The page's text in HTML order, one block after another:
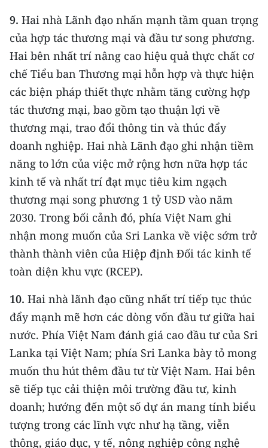
9. Hai nhà Lãnh đạo nhấn mạnh tầm quan trọng
của hợp tác thương mại và đầu tư song phương.
Hai bên nhất trí nâng cao hiệu quả thực chất cơ
chế Tiểu ban Thương mại hỗn hợp và thực hiện
các biện pháp thiết thực nhằm tăng cường hợp
tác thương mại, bao gồm tạo thuận lợi về
thương mại, trao đổi thông tin và thúc đẩy
doanh nghiệp. Hai nhà Lãnh đạo ghi nhận tiềm
năng to lớn của việc mở rộng hơn nữa hợp tác
kinh tế và nhất trí đạt mục tiêu kim ngạch
thương mại song phương 1 tỷ USD vào năm
2030. Trong bối cảnh đó, phía Việt Nam ghi
nhận mong muốn của Sri Lanka về việc sớm trở
thành thành viên của Hiệp định Đối tác kinh tế
toàn diện khu vực (RCEP).
10. Hai nhà lãnh đạo cũng nhất trí tiếp tục thúc
đẩy mạnh mẽ hơn các dòng vốn đầu tư giữa hai
nước. Phía Việt Nam đánh giá cao đầu tư của Sri
Lanka tại Việt Nam; phía Sri Lanka bày tỏ mong
muốn thu hút thêm đầu tư từ Việt Nam. Hai bên
sẽ tiếp tục cải thiện môi trường đầu tư, kinh
doanh; hướng đến một số dự án mang tính biểu
tượng trong các lĩnh vực như hạ tầng, viễn
thông, giáo dục, y tế, nông nghiệp công nghệ